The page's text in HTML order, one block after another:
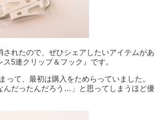
れたので、ぜひシェアしたいアイテムがあ
5連クリップ＆フック』です。
て、最初は購入をためらっていました。
んだったんだろう…」と思ってしまうほど優